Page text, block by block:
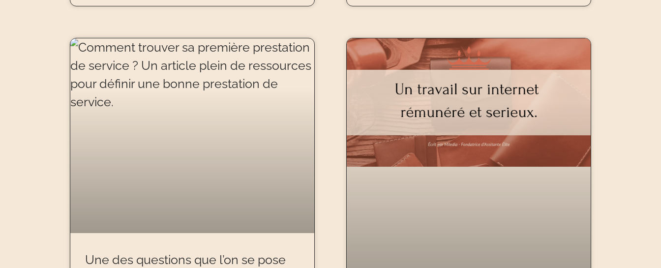
Une des questions que l’on se pose